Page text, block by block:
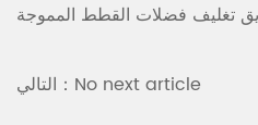
تغليف فضلات القطط المموجة
التالي：No next article